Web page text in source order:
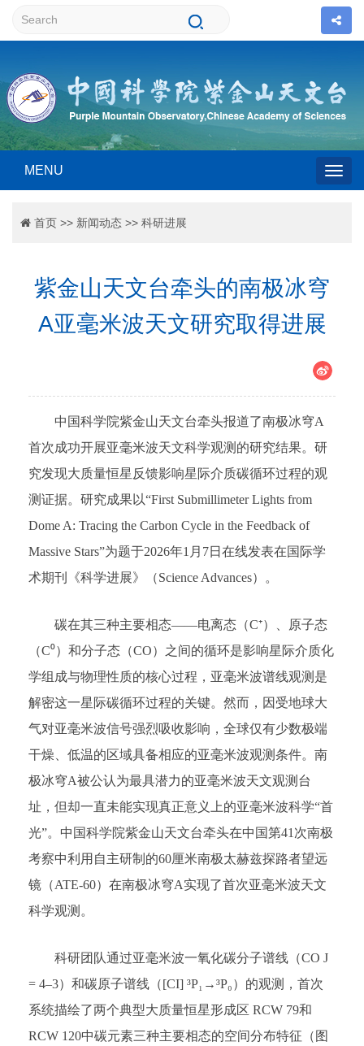
MENU
首页 >> 新闻动态 >> 科研进展
紫金山天文台牵头的南极冰穹
A亚毫米波天文研究取得进展
中国科学院紫金山天文台牵头报道了南极冰穹A
首次成功开展亚毫米波天文科学观测的研究结果。研
究发现大质量恒星反馈影响星际介质碳循环过程的观
测证据。研究成果以“First Submillimeter Lights from
Dome A: Tracing the Carbon Cycle in the Feedback of
Massive Stars”为题于2026年1月7日在线发表在国际学
术期刊《科学进展》（Science Advances）。
碳在其三种主要相态——电离态（C⁺）、原子态
（C⁰）和分子态（CO）之间的循环是影响星际介质化
学组成与物理性质的核心过程，亚毫米波谱线观测是
解密这一星际碳循环过程的关键。然而，因受地球大
气对亚毫米波信号强烈吸收影响，全球仅有少数极端
干燥、低温的区域具备相应的亚毫米波观测条件。南
极冰穹A被公认为最具潜力的亚毫米波天文观测台
址，但却一直未能实现真正意义上的亚毫米波科学“首
光”。中国科学院紫金山天文台牵头在中国第41次南极
考察中利用自主研制的60厘米南极太赫兹探路者望远
镜（ATE-60）在南极冰穹A实现了首次亚毫米波天文
科学观测。
科研团队通过亚毫米波一氧化碳分子谱线（CO J
= 4–3）和碳原子谱线（[CI] ³P₁→³P₀）的观测，首次
系统描绘了两个典型大质量恒星形成区 RCW 79和
RCW 120中碳元素三种主要相态的空间分布特征（图